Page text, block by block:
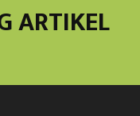
ARTIKEL